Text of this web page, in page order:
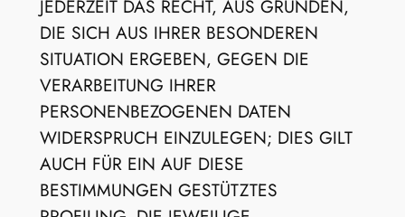
JEDERZEIT DAS RECHT, AUS GRÜNDEN,
DIE SICH AUS IHRER BESONDEREN
SITUATION ERGEBEN, GEGEN DIE
VERARBEITUNG IHRER
PERSONENBEZOGENEN DATEN
WIDERSPRUCH EINZULEGEN; DIES GILT
AUCH FÜR EIN AUF DIESE
BESTIMMUNGEN GESTÜTZTES